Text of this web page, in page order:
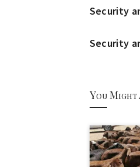
Security
Security
You Might